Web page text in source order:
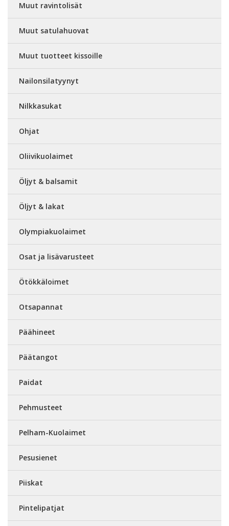
Muut ravintolisät
Muut satulahuovat
Muut tuotteet kissoille
Nailonsilatyynyt
Nilkkasukat
Ohjat
Oliivikuolaimet
Öljyt & balsamit
Öljyt & lakat
Olympiakuolaimet
Osat ja lisävarusteet
Ötökkäloimet
Otsapannat
Päähineet
Päätangot
Paidat
Pehmusteet
Pelham-Kuolaimet
Pesusienet
Piiskat
Pintelipatjat